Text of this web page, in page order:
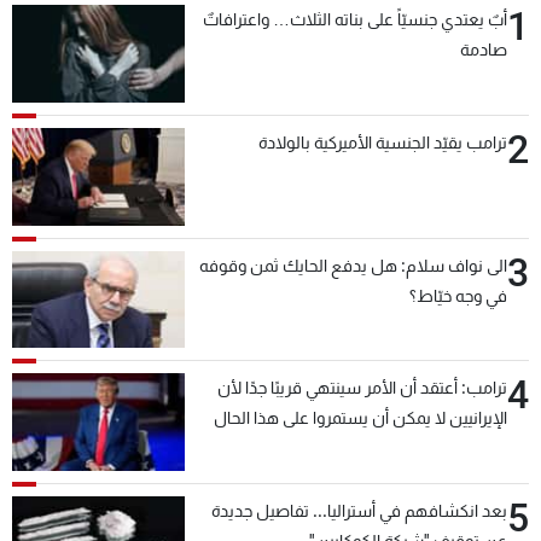
1أبٌ يعتدي جنسيّاً على بناته الثلاث… واعترافاتٌ
صادمة
2ترامب يقيّد الجنسية الأميركية بالولادة
3الى نواف سلام: هل يدفع الحايك ثمن وقوفه
في وجه خيّاط؟
4ترامب: أعتقد أن الأمر سينتهي قريبًا جدًا لأن
الإيرانيين لا يمكن أن يستمروا على هذا الحال
5بعد انكشافهم في أستراليا... تفاصيل جديدة
شاهد البرامج
الترددات
عن MTV
الإنـتـاج
وظائف
شروط الإسـتخدام
سياسة الخصوصية